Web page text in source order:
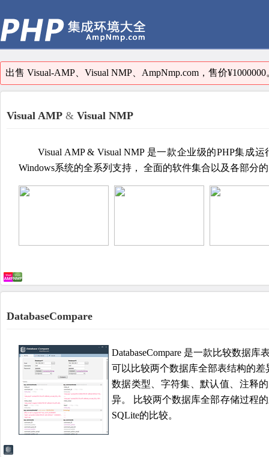
出售 Visual-AMP、Visual NMP、AmpNmp.com，售价
Visual AMP & Visual NMP
Visual AMP & Visual NMP 是一款企业级的PHP集成
Windows系统的全系列支持， 全面的软件集合以及各部分
DatabaseCompare
DatabaseCompare 是一款比较数据
可以比较两个数据库全部表结构的
数据类型、字符集、默认值、注释
异。 比较两个数据库全部存储过程
SQLite的比较。